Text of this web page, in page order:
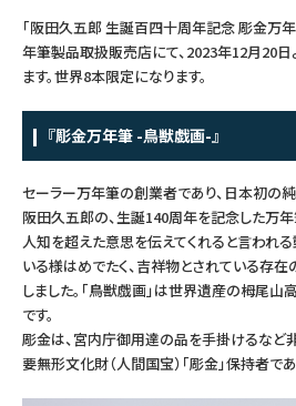
マーキングペン
つけペン・インク
その他文房具
シリーズ
製品情報
企業情報
「阪田久五郎 生誕百四十周年記念 彫金万
年筆製品取扱販売店にて、2023年12月20
ます。世界8本限定になります。
『彫金万年筆 -鳥獣戯画-』
セーラー万年筆の創業者であり、日本初の
阪田久五郎の、生誕140周年を記念した万年
人知を超えた意思を伝えてくれると言われ
いる様はめでたく、吉祥物とされている存
しました。「鳥獣戯画」は世界遺産の栂尾
です。
彫金は、宮内庁御用達の品を手掛けるなど
要無形文化財（人間国宝）「彫金」保持者で